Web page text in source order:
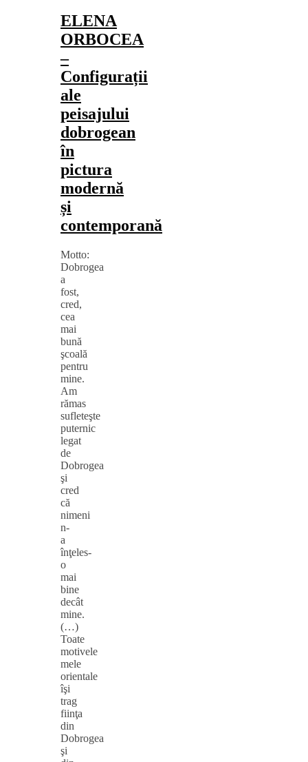
ELENA
ORBOCEA
–
Configurații
ale
peisajului
dobrogean
în
pictura
modernă
și
contemporană
Motto:
Dobrogea
a
fost,
cred,
cea
mai
bună
şcoală
pentru
mine.
Am
rămas
sufleteşte
puternic
legat
de
Dobrogea
şi
cred
că
nimeni
n-
a
înţeles-
o
mai
bine
decât
mine.
(…)
Toate
motivele
mele
orientale
îşi
trag
fiinţa
din
Dobrogea
şi